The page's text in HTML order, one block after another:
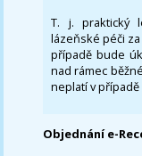
T. j. praktický
lázeňské péči
případě bude
nad rámec
neplatí v případě
Objednání e-